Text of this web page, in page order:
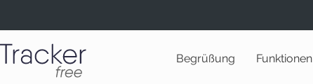
Begrüßung Funktionen